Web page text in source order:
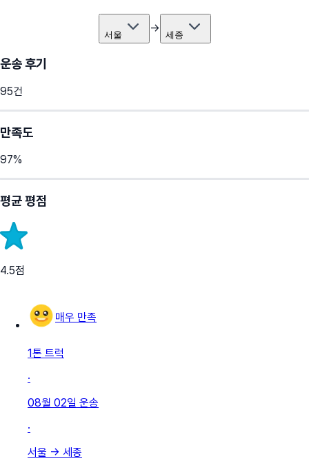
서울 → 세종
운송 후기
95건
만족도
97%
평균 평점
4.5점
매우 만족
1톤 트럭
·
08월 02일 운송
·
서울 → 세종